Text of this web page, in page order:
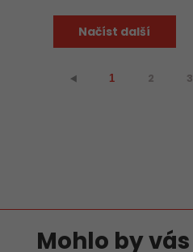
Načíst další
⯇ 1 2 3
Mohlo by vás